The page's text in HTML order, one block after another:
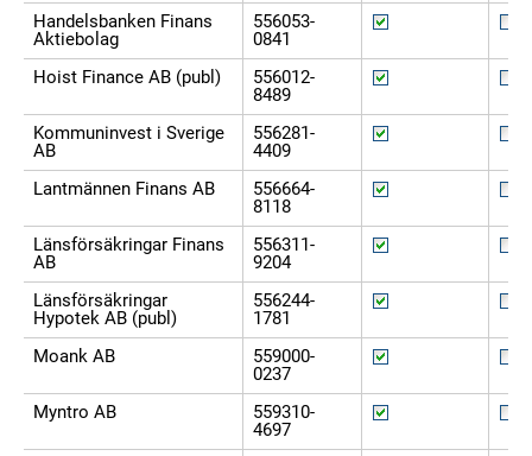
Handelsbanken Finans
Aktiebolag
556053-
0841
Hoist Finance AB (publ)
556012-
8489
Kommuninvest i Sverige
AB
556281-
4409
Lantmännen Finans AB
556664-
8118
Länsförsäkringar Finans
AB
556311-
9204
Länsförsäkringar
Hypotek AB (publ)
556244-
1781
Moank AB
559000-
0237
Myntro AB
559310-
4697